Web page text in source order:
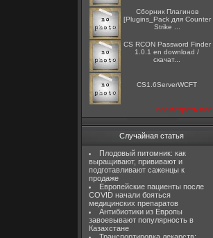
Сборник Плагинов
[Plugins_Pack для Counter
Strike ...
CS RCON Password Finder
1.0.1 en download /
скачат...
CS1.6ServerWCFT
посмотреть все
Случайная статья
Плодовый питомник: как
выращивают, прививают и
подготавливают саженцы к
продаже
Европейские пациенты после
COVID начали бояться
медицинских препаратов
Антибиотики из Европы
завоевывают популярность в
Казахстане